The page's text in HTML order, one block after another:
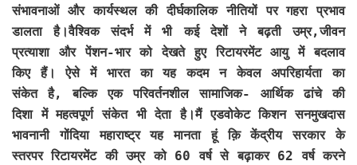
संभावनाओं और कार्यस्थल की दीर्घकालिक नीतियों पर गहरा प्रभाव
डालता है।वैश्विक संदर्भ में भी कई देशों ने बढ़ती उम्र,जीवन
प्रत्याशा और पेंशन-भार को देखते हुए रिटायरमेंट आयु में बदलाव
किए हैं। ऐसे में भारत का यह कदम न केवल अपरिहार्यता का
संकेत है, बल्कि एक परिवर्तनशील सामाजिक- आर्थिक ढांचे की
दिशा में महत्वपूर्ण संकेत भी देता है।मैं एडवोकेट किशन सनमुखदास
भावनानी गोंदिया महाराष्ट्र यह मानता हूं क़ि केंद्रीय सरकार के
स्तरपर रिटायरमेंट की उम्र को 60 वर्ष से बढ़ाकर 62 वर्ष करने